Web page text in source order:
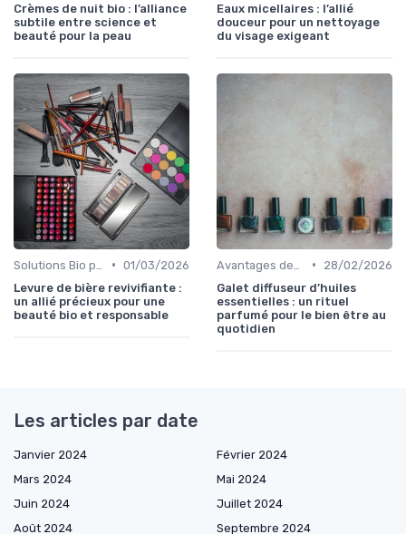
Crèmes de nuit bio : l’alliance
subtile entre science et
beauté pour la peau
Eaux micellaires : l’allié
douceur pour un nettoyage
du visage exigeant
• 01/03/2026
Levure de bière revivifiante :
un allié précieux pour une
beauté bio et responsable
•
28/02/2026
Galet diffuseur d’huiles
essentielles : un rituel
parfumé pour le bien être au
quotidien
Les articles par date
Janvier 2024
Février 2024
Mars 2024
Mai 2024
Juin 2024
Juillet 2024
Août 2024
Septembre 2024